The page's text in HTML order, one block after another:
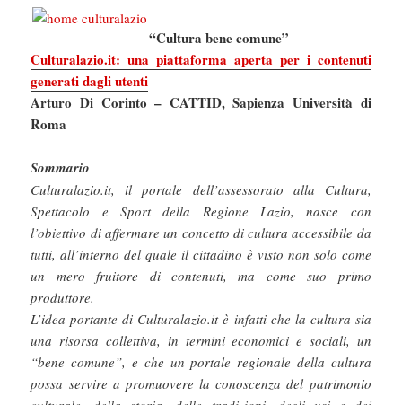
“Cultura bene comune”
Culturalazio.it: una piattaforma aperta per i contenuti
generati dagli utenti
Arturo Di Corinto – CATTID, Sapienza Università di
Roma
Sommario
Culturalazio.it, il portale dell’assessorato alla Cultura,
Spettacolo e Sport della Regione Lazio, nasce con
l’obiettivo di affermare un concetto di cultura accessibile da
tutti, all’interno del quale il cittadino è visto non solo come
un mero fruitore di contenuti, ma come suo primo
produttore.
L’idea portante di Culturalazio.it è infatti che la cultura sia
una risorsa collettiva, in termini economici e sociali, un
“bene comune”, e che un portale regionale della cultura
possa servire a promuovere la conoscenza del patrimonio